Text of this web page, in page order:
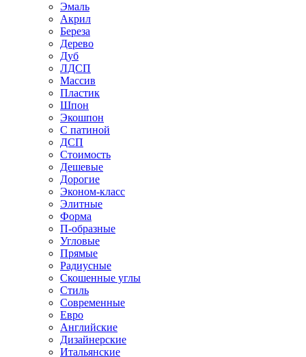
Эмаль
Акрил
Береза
Дерево
Дуб
ЛДСП
Массив
Пластик
Шпон
Экошпон
С патиной
ДСП
Стоимость
Дешевые
Дорогие
Эконом-класс
Элитные
Форма
П-образные
Угловые
Прямые
Радиусные
Скошенные углы
Стиль
Современные
Евро
Английские
Дизайнерские
Итальянские